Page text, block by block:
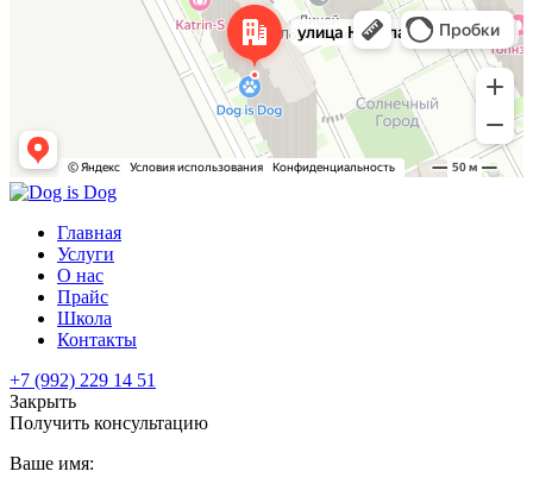
Главная
Услуги
О нас
Прайс
Школа
Контакты
+7 (992) 229 14 51
Закрыть
Получить консультацию
Ваше имя: